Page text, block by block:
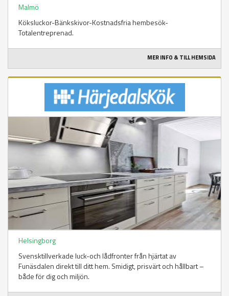
Malmö
Köksluckor-Bänkskivor-Kostnadsfria hembesök-
Totalentreprenad.
MER INFO & TILL HEMSIDA
Helsingborg
Svensktillverkade luck-och lådfronter från hjärtat av
Funäsdalen direkt till ditt hem. Smidigt, prisvärt och hållbart –
både för dig och miljön.